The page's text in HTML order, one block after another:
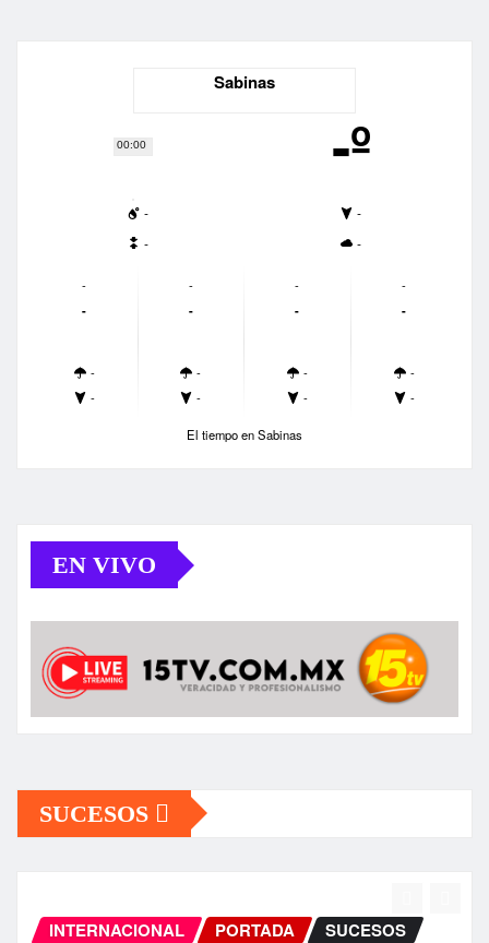
00:00
Sabinas
-º
-
-
-
-
-
-
-
-
-
-
-
-
-
-
-
-
-
-
-
-
El tiempo en Sabinas
EN VIVO
SUCESOS
PORTADA SUCESOS ESTATAL